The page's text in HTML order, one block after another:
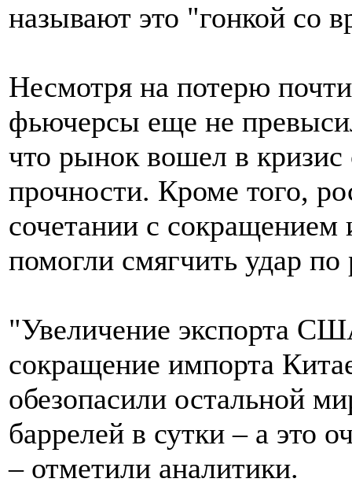
называют это "гонкой со
Несмотря на потерю
фьючерсы еще не
что рынок вошел в
прочности. Кроме того,
сочетании с
помогли смягчить удар по
"Увеличение экспорта
сокращение импорта
обезопасили остальной
баррелей в сутки – а это
– отметили аналитики.